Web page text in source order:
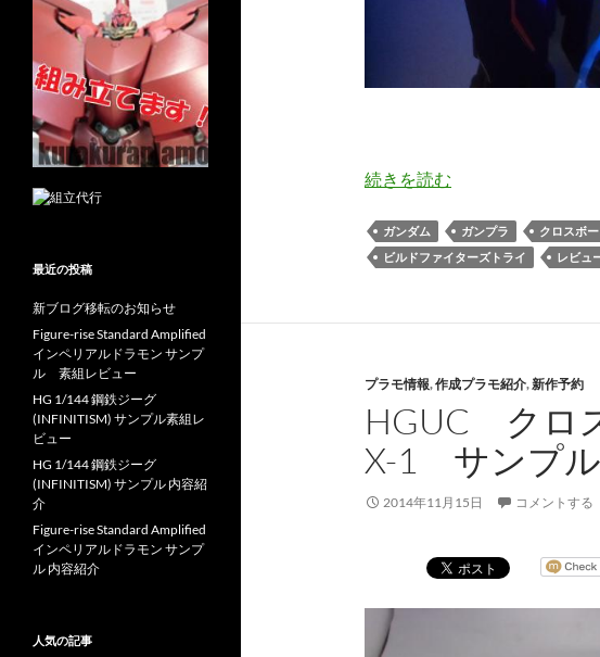
続きを読む
ガンダム ガンプラ クロスボ
ビルドファイターズトライ
レビュ
プラモ情報,作成プラモ紹介,新作予約
HGUC クロ
X-1 サンプ
2014年11月15日 コメントする
最近の投稿
新ブログ移転のお知らせ
Figure-rise Standard Amplified
インペリアルドラモン サンプ
ル 素組レビュー
HG 1/144 鋼鉄ジーグ
(INFINITISM) サンプル素組レ
ビュー
HG 1/144 鋼鉄ジーグ
(INFINITISM) サンプル 内容紹
介
Figure-rise Standard Amplified
インペリアルドラモン サンプ
ル 内容紹介
人気の記事